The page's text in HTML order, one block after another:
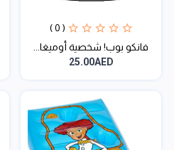
( 0 )
فانكو بوب! شخصية أوميغا...
25.00AED